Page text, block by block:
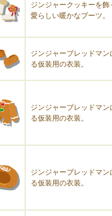
ジンジャークッキーを飾
愛らしい暖かなブーツ。
ジンジャーブレッドマン
る仮装用の衣装。
ジンジャーブレッドマン
る仮装用の衣装。
ジンジャーブレッドマン
る仮装用の衣装。